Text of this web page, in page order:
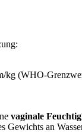
kg (WHO-
vaginale
an